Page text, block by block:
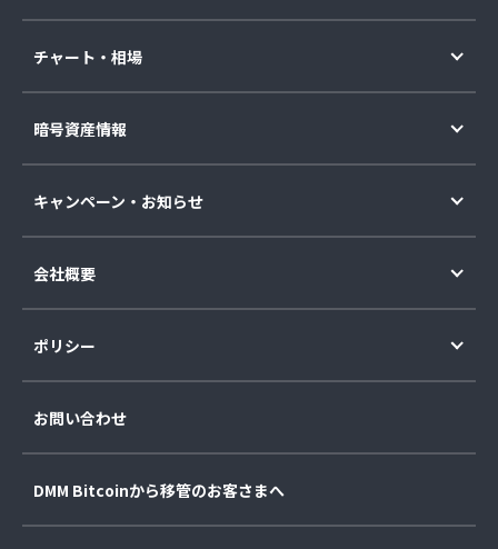
チャート・相場
暗号資産情報
キャンペーン・お知らせ
会社概要
ポリシー
お問い合わせ
DMM Bitcoinから移管のお客さまへ